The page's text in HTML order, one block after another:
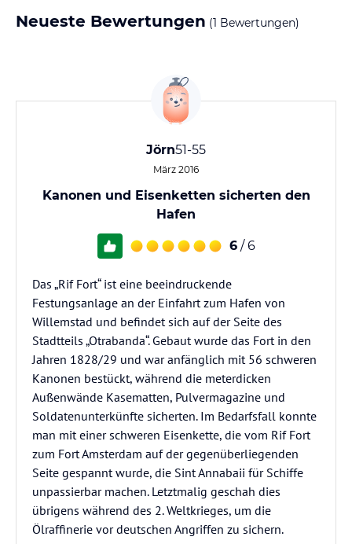
Neueste Bewertungen (1 Bewertungen)
Jörn51-55
März 2016
Kanonen und Eisenketten sicherten den
Hafen
6 / 6
Das „Rif Fort“ ist eine beeindruckende
Festungsanlage an der Einfahrt zum Hafen von
Willemstad und befindet sich auf der Seite des
Stadtteils „Otrabanda“. Gebaut wurde das Fort in den
Jahren 1828/29 und war anfänglich mit 56 schweren
Kanonen bestückt, während die meterdicken
Außenwände Kasematten, Pulvermagazine und
Soldatenunterkünfte sicherten. Im Bedarfsfall konnte
man mit einer schweren Eisenkette, die vom Rif Fort
zum Fort Amsterdam auf der gegenüberliegenden
Seite gespannt wurde, die Sint Annabaii für Schiffe
unpassierbar machen. Letztmalig geschah dies
übrigens während des 2. Weltkrieges, um die
Ölraffinerie vor deutschen Angriffen zu sichern.